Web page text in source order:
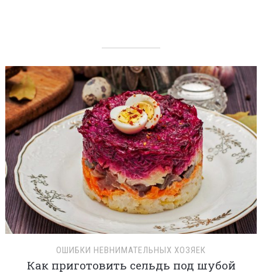
ОШИБКИ НЕВНИМАТЕЛЬНЫХ ХОЗЯЕК
Как приготовить сельдь под шубой